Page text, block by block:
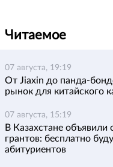
Читаемое
07 августа, 19:19
От Jiaxin до панда-
рынок для китайского
07 августа, 15:19
В Казахстане объявили
грантов: бесплатно
абитуриентов